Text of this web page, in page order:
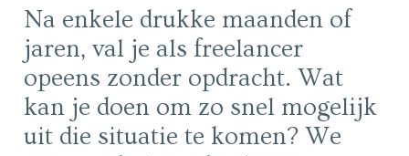
Na enkele drukke maanden of
jaren, val je als freelancer
opeens zonder opdracht. Wat
kan je doen om zo snel mogelijk
uit die situatie te komen? We